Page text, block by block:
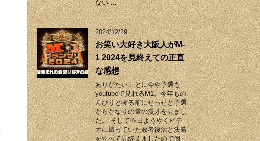
ない …
2024/12/29
お笑い大好き大阪人がM-
1 2024を見終えての正直
な感想
ありがたいことに今や予選も
youtubeで見れるM1。今年もの
んびりと寝る前にせっせと予選
からかなりの量の漫才を見まし
た。 そして昨日ようやくビデ
オに撮っていた敗者復活と決勝
をすべて見終えましたので個